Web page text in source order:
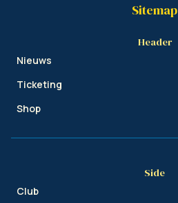
Sitemap
Header
Nieuws
Ticketing
Shop
Side
Club